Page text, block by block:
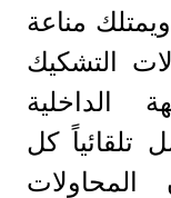
مناعة
التشكيك
الداخلية
تلقائياً كل